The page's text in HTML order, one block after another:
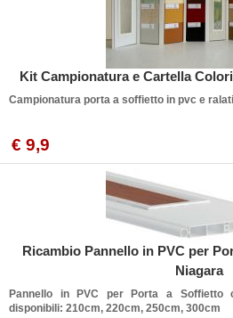
Kit Campionatura e Cartella
Campionatura porta a soffietto in pvc e
€ 9,9
Ricambio Pannello in PVC per
Niagara
Pannello in PVC per Porta a Soffietto
disponibili: 210cm, 220cm, 250cm, 300cm